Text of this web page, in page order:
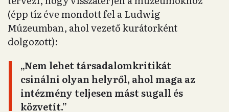
Ezt a pozíciót viszont nem használja ki, nem
tud és nem is akar belőle olyan brandet
építeni, ami a megélhetését biztosítaná –
állítja. „Ugyanúgy a fűtetlen, 30
négyzetméteres helyiségeket viszem nonprofit
vonalon, nincs fizetésem, nincs
megtakarításom, nem lesz nyugdíjam, és nincs
semmilyen anyasági támogatásom sem.”